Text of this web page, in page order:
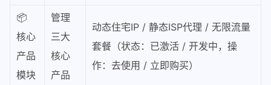
📦
核心
产品
模块
管理
三大
核心
产品
动态住宅IP / 静态ISP代理 / 无限流量
套餐（状态：已激活 / 开发中，操
作：去使用 / 立即购买）